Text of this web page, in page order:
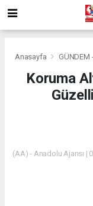
Anasayfa GÜNDEM
Koruma
(AA) - Anadolu Ajansı |